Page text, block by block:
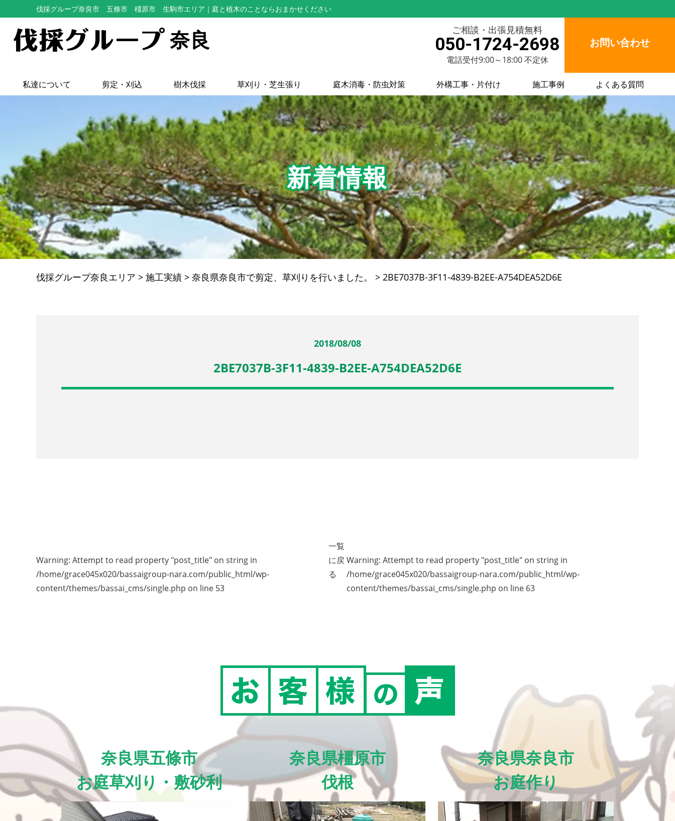
伐採グループ奈良市 五條市 橿原市 生駒市エリア ｜庭と植木のことならおまかせください
奈良 ご相談・出張見積無料
050-1724-2698
電話受付9:00～18:00 不定休
お問い合わせ
私達について 剪定・刈込 樹木伐採 草刈り・芝生張り 庭木消毒・防虫対策 外構工事・片付け 施工事例 よくある質問
新着情報
伐採グループ奈良エリア > 施工実績 > 奈良県奈良市で剪定、草刈りを行いました。 > 2BE7037B-3F11-4839-B2EE-A754DEA52D6E
2018/08/08
2BE7037B-3F11-4839-B2EE-A754DEA52D6E
Warning: Attempt to read property "post_title" on string in
/home/grace045x020/bassaigroup-nara.com/public_html/wp-
content/themes/bassai_cms/single.php on line 53
一覧
に戻
る
Warning: Attempt to read property "post_title" on string in
/home/grace045x020/bassaigroup-nara.com/public_html/wp-
content/themes/bassai_cms/single.php on line 63
奈良県五條市
お庭草刈り・敷砂利
奈良県橿原市
伐根
奈良県奈良市
お庭作り